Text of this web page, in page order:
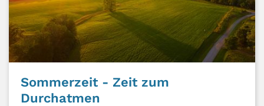
Sommerzeit - Zeit zum
Durchatmen